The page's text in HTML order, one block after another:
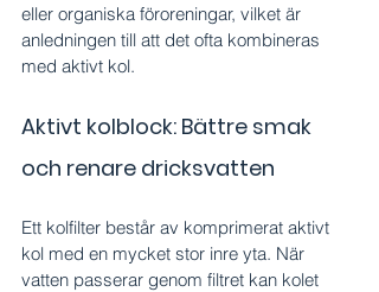
eller organiska föroreningar, vilket är
anledningen till att det ofta kombineras
med aktivt kol.
Aktivt kolblock: Bättre smak
och renare dricksvatten
Ett kolfilter består av komprimerat aktivt
kol med en mycket stor inre yta. När
vatten passerar genom filtret kan kolet